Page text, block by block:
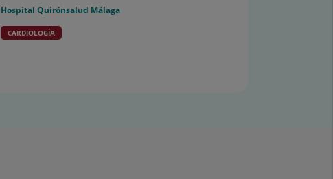
Hospital Quirónsalud Málaga
CARDIOLOGÍA